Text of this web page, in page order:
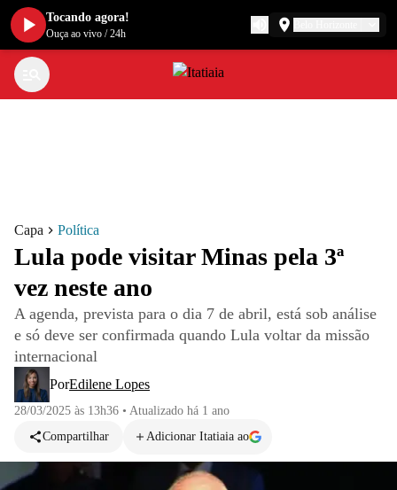
Capa Política
Lula pode visitar Minas pela 3ª
vez neste ano
A agenda, prevista para o dia 7 de abril, está sob análise
e só deve ser confirmada quando Lula voltar da missão
internacional
PorEdilene Lopes
28/03/2025 às 13h36 • Atualizado há 1 ano
Compartilhar
Adicionar Itatiaia ao
Tocando agora!
Ouça ao vivo /24h